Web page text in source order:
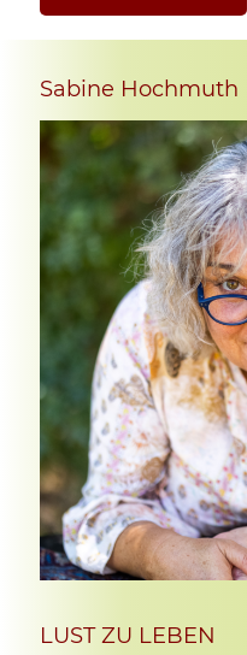
Sabine Hochmuth
LUST ZU LEBEN